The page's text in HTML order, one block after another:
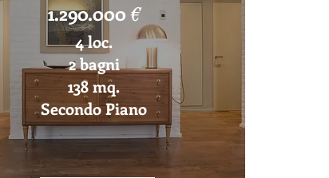
1.290.000€
4 loc.
2 bagni
138 mq.
Secondo Piano